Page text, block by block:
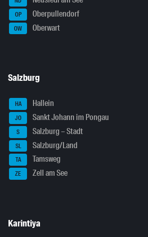
OP Oberpullendorf
OW Oberwart
Salzburg
HA Hallein
JO Sankt Johann im Pongau
S Salzburg – Stadt
SL Salzburg/Land
TA Tamsweg
ZE Zell am See
Karintiya